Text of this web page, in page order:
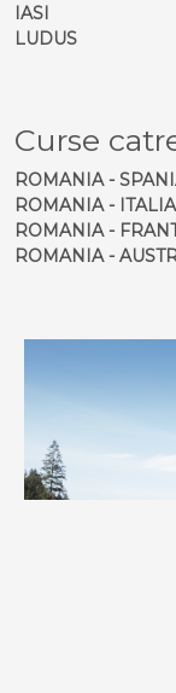
IASI
LUDUS
Curse
ROMANIA -
ROMANIA - ITALIA
ROMANIA -
ROMANIA -